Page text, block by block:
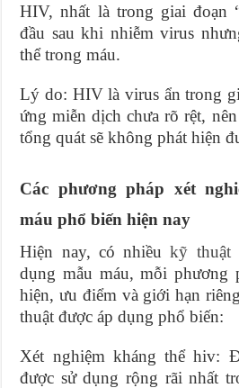
HIV, nhất là trong giai đoạn
đầu sau khi nhiễm virus
thể trong máu.
Lý do: HIV là virus ẩn trong
ứng miễn dịch chưa rõ rệt,
tổng quát sẽ không phát hiện
Các phương pháp xét
máu phổ biến hiện nay
Hiện nay, có nhiềukỹ thuật
dụng mẫu máu, mỗi phương
hiện, ưu điểm và giới hạn
thuật được áp dụng phổ biến:
Xét nghiệm kháng thể hiv:
được sử dụng rộng rãi nhất